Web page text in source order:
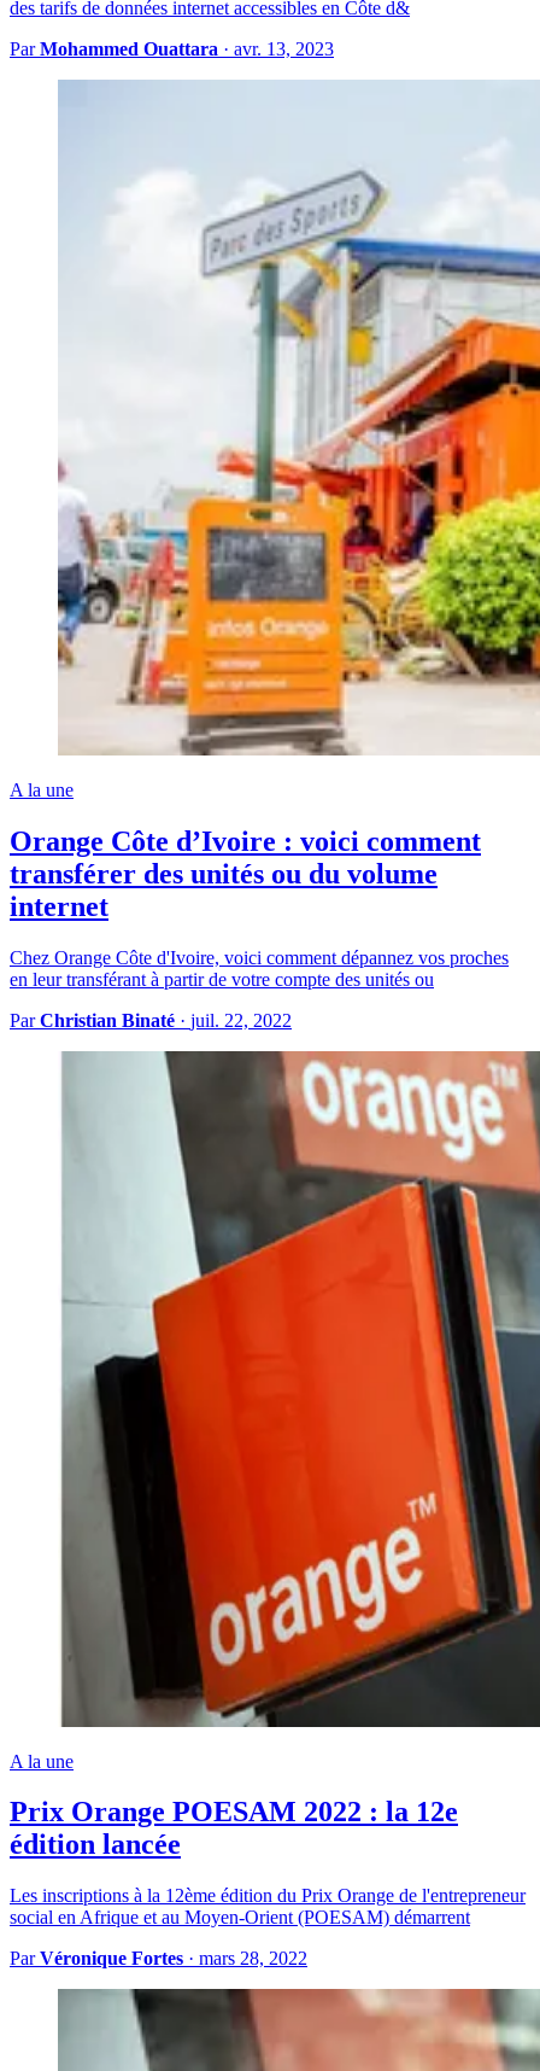
des tarifs de données internet accessibles en Côte d&
ParMohammed Ouattara · avr. 13, 2023
A la une
Orange Côte d’Ivoire : voici comment
transférer des unités ou du volume
internet
Chez Orange Côte d'Ivoire, voici comment dépannez vos proches
en leur transférant à partir de votre compte des unités ou
ParChristian Binaté · juil. 22, 2022
A la une
Prix Orange POESAM 2022 : la 12e
édition lancée
Les inscriptions à la 12ème édition du Prix Orange de l'entrepreneur
social en Afrique et au Moyen-Orient (POESAM) démarrent
ParVéronique Fortes · mars 28, 2022